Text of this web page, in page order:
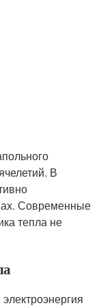
В
Современные
тепла не